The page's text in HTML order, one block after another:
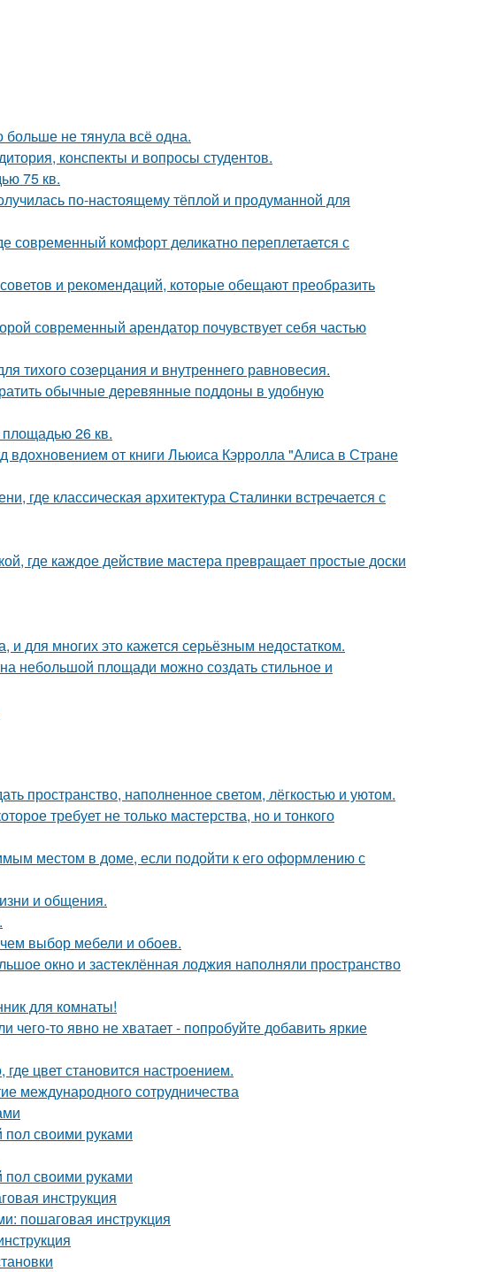
больше не тянула всё одна.
конспекты и вопросы студентов.
75 кв.
по-настоящему тёплой и продуманной для
современный комфорт деликатно переплетается с
и рекомендаций, которые обещают преобразить
современный арендатор почувствует себя частью
тихого созерцания и внутреннего равновесия.
обычные деревянные поддоны в удобную
26 кв.
вдохновением от книги Льюиса Кэрролла "Алиса в Стране
где классическая архитектура Сталинки встречается с
где каждое действие мастера превращает простые доски
для многих это кажется серьёзным недостатком.
небольшой площади можно создать стильное и
пространство, наполненное светом, лёгкостью и уютом.
требует не только мастерства, но и тонкого
местом в доме, если подойти к его оформлению с
и общения.
выбор мебели и обоев.
окно и застеклённая лоджия наполняли пространство
для комнаты!
то явно не хватает - попробуйте добавить яркие
где цвет становится настроением.
международного сотрудничества
пол своими руками
пол своими руками
инструкция
пошаговая инструкция